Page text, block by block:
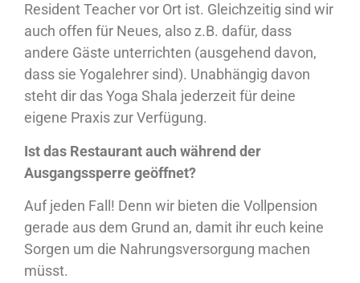
Resident Teacher vor Ort ist. Gleichzeitig sind wir
auch offen für Neues, also z.B. dafür, dass
andere Gäste unterrichten (ausgehend davon,
dass sie Yogalehrer sind). Unabhängig davon
steht dir das Yoga Shala jederzeit für deine
eigene Praxis zur Verfügung.
Ist das Restaurant auch während der
Ausgangssperre geöffnet?
Auf jeden Fall! Denn wir bieten die Vollpension
gerade aus dem Grund an, damit ihr euch keine
Sorgen um die Nahrungsversorgung machen
müsst.